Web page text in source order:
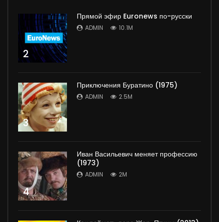
2
Прямой эфир Euronews по-русски
ADMIN 10.1M
3
Приключения Буратино (1975)
ADMIN 2.5M
4
Иван Васильевич меняет профессию
(1973)
ADMIN 2M